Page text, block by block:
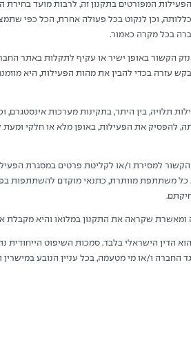
המפורטים בתקנון זה, לרבות מועד בחירת
וכן לנקוט בכל פעולה אחרת, הכל כפי
בכל מקרה כאמור.
הקשור באופן ישיר או עקיף לתקלות באתר
עזרה בכדי להבין את מהות הפעילות, היא
תלויה, בין היתר, בתקינות מערכות אינסטגרם,
להפסיק את הפעילות, באופן מלא או חלקי ומעת
הקשור למסירת ו/או לקליטת פרטים במסגרת
כל משתתפת מוותרת, כתנאי מוקדם להשתתפות
שקראה את התקנון במלואו והיא מקבלת
הישראלי בלבד. סמכות השיפוט הייחודית
החברה ו/או מי מטעמה, בכל עניין הנובע